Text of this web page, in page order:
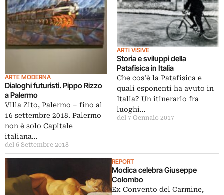
ARTE MODERNA
Dialoghi futuristi. Pippo Rizzo
a Palermo
Villa Zito, Palermo ‒ fino al
16 settembre 2018. Palermo
non è solo Capitale
italiana…
del 6 Settembre 2018
ARTI VISIVE
Storia e sviluppi della
Patafisica in Italia
Che cos’è la Patafisica e
quali esponenti ha avuto in
Italia? Un itinerario fra
luoghi…
del 7 Gennaio 2017
REPORT
Modica celebra Giuseppe
Colombo
Ex Convento del Carmine,